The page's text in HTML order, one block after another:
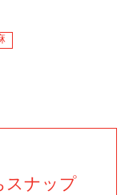
スナップ